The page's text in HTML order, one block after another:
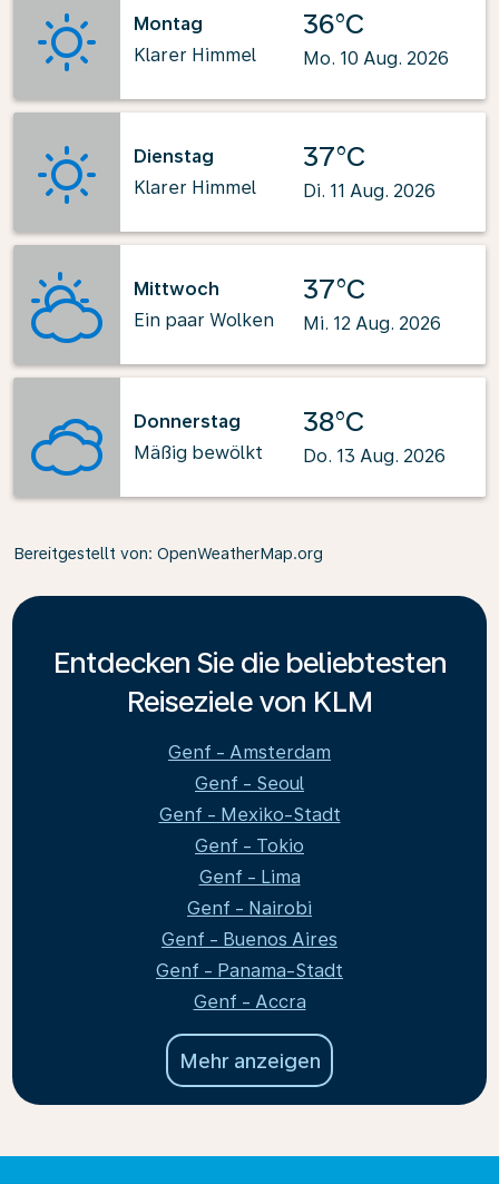
Montag
Klarer Himmel
36°C
Mo. 10 Aug. 2026
Dienstag
Klarer Himmel
37°C
Di. 11 Aug. 2026
Mittwoch
Ein paar Wolken
37°C
Mi. 12 Aug. 2026
Donnerstag
Mäßig bewölkt
38°C
Do. 13 Aug. 2026
Bereitgestellt von: OpenWeatherMap.org
Entdecken Sie die beliebtesten
Reiseziele von KLM
Genf - Amsterdam
Genf - Seoul
Genf - Mexiko-Stadt
Genf - Tokio
Genf - Lima
Genf - Nairobi
Genf - Buenos Aires
Genf - Panama-Stadt
Genf - Accra
Mehr anzeigen